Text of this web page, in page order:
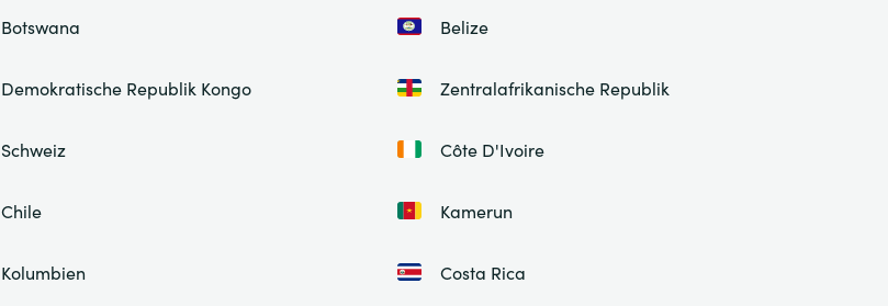
Botswana Belize
Demokratische Republik Kongo Zentralafrikanische Republik
Schweiz Côte D'Ivoire
Chile Kamerun
Kolumbien Costa Rica